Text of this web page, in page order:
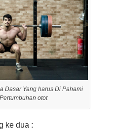
Dasar Yang harus Di Pahami
otot
ke dua :